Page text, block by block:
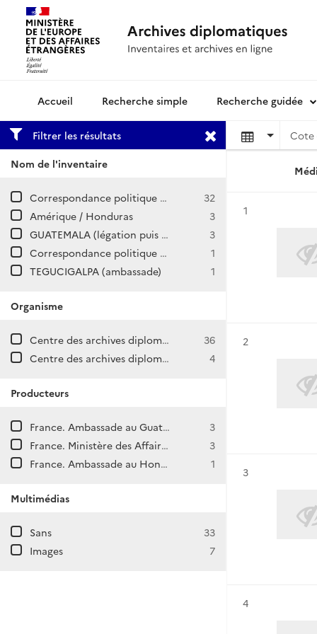
Archives diplomatiquesRecherche simple Recherche guidée
Filtrer les résultats
Nom de l'inventaire
Correspondance politique / Amérique centrale
32
Amérique / Honduras
3
GUATEMALA (légation puis ambassade)
3
Correspondance politique et commerciale (CPCOM), Nouvelle série / Honduras
1
TEGUCIGALPA (ambassade)
1
Organisme
Centre des archives diplomatiques de La Courneuve
36
Centre des archives diplomatiques de Nantes
4
Producteurs
France. Ambassade au Guatémala
3
France. Ministère des Affaires étrangères. Direction generale des Affaires politiques et de Sécurité. Direction des Amériques et des Caraïbes.
3
France. Ambassade au Honduras (Tégucigalpa)
1
Multimédias
Sans
33
Images
7
Cote
Résultat n°
1
Résultat n°
2
Résultat n°
3
Résultat n°
4